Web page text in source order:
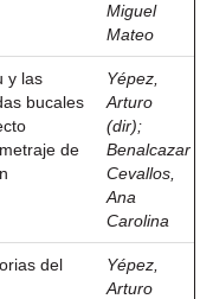
Miguel
Mateo
y las
bucales
de
Yépez,
Arturo
(dir);
Benalcazar
Cevallos,
Ana
Carolina
del
Yépez,
Arturo